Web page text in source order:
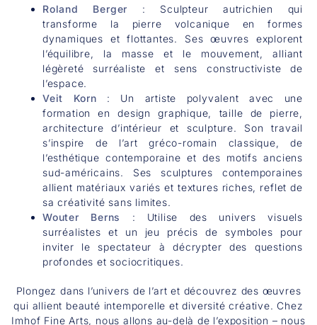
Roland Berger : Sculpteur autrichien qui
transforme la pierre volcanique en formes
dynamiques et flottantes. Ses œuvres explorent
l’équilibre, la masse et le mouvement, alliant
légèreté surréaliste et sens constructiviste de
l’espace.
Veit Korn : Un artiste polyvalent avec une
formation en design graphique, taille de pierre,
architecture d’intérieur et sculpture. Son travail
s’inspire de l’art gréco-romain classique, de
l’esthétique contemporaine et des motifs anciens
sud-américains. Ses sculptures contemporaines
allient matériaux variés et textures riches, reflet de
sa créativité sans limites.
Wouter Berns
: Utilise des univers visuels
surréalistes et un jeu précis de symboles pour
inviter le spectateur à décrypter des questions
profondes et sociocritiques.
Plongez dans l’univers de l’art et découvrez des œuvres
qui allient beauté intemporelle et diversité créative. Chez
Imhof Fine Arts, nous allons au-delà de l’exposition – nous